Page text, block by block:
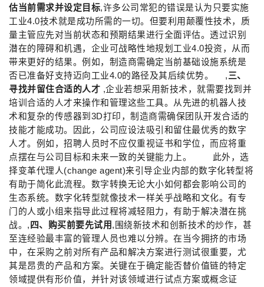
估当前需求并设定目标,许多公司常犯的错误是认为只要实施
工业4.0技术就是成功所需的一切。但要利用颠覆性技术，质
量主管应先对当前状态和预期结果进行全面评估。透过识别
潜在的障碍和机遇，企业可战略性地规划工业4.0投资，从而
带来更好的结果。例如，制造商需确定当前基础设施系统是
否已准备好支持迈向工业4.0的路径及其后续优势。 ,三、
寻找并留住合适的人才 ,企业若想采用新技术，就需要找到并
培训合适的人才来操作和管理这些工具。从先进的机器人技
术和复杂的传感器到3D打印，制造商需确保团队开发合适的
技能才能成功。因此，公司应设法吸引和留住最优秀的数字
人才。例如，招聘人员时不应仅重视证书和学位，而应将重
点摆在与公司目标和未来一致的关键能力上。 此外，选
择变革代理人(change agent)来引导企业内部的数字化转型将
有助于简化此流程。数字转换无论大小如何都会影响公司的
生态系统。数字化转型就像技术一样关乎战略和文化。有专
门的人或小组来指导此过程将减轻阻力，有助于解决潜在挑
战。, 四、购买前要先试用 ,围绕新技术和创新技术的炒作，甚
至连经验最丰富的管理人员也难以分辨。在当今拥挤的市场
中，在采购之前对所有产品和解决方案进行测试很重要，尤
其是昂贵的产品和方案。关键在于确定能否替价值链的特定
领域提供有形价值，并针对该领域进行试点方案或概念证